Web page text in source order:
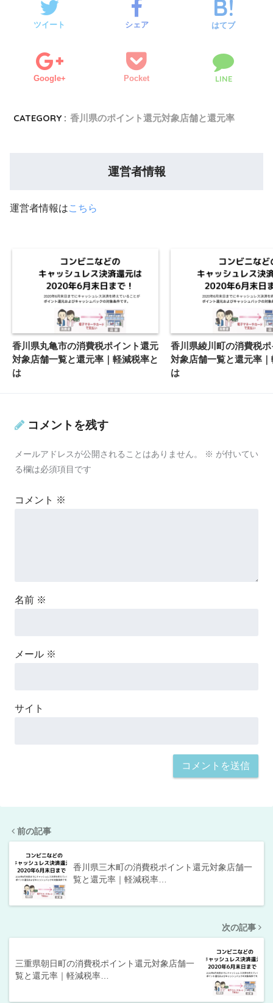
ツイート シェア はてブ
Google+ Pocket LINE
CATEGORY : 香川県のポイント還元対象店舗と還元率
運営者情報
運営者情報はこちら
香川県丸亀市の消費税ポイント還元
対象店舗一覧と還元率｜軽減税率と
は
香川県綾川町の消費税
対象店舗一覧と還元率
は
コメントを残す
メールアドレスが公開されることはありません。 ※ が付いてい
る欄は必須項目です
コメント ※
名前 ※
メール ※
サイト
前の記事
香川県三木町の消費税ポイント還元対象店舗一
覧と還元率｜軽減税率…
次の記事
三重県朝日町の消費税ポイント還元対象店舗一
覧と還元率｜軽減税率…